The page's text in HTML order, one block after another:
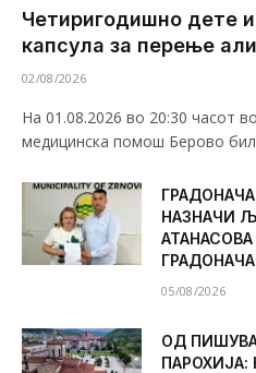
Четиригодишно дете
капсула за перење
02/08/2026
На 01.08.2026 во 20:30 часот
медицинска помош Берово
НАЗНАЧИ
05/08/2026
ОД
ПАРОХИЈА: